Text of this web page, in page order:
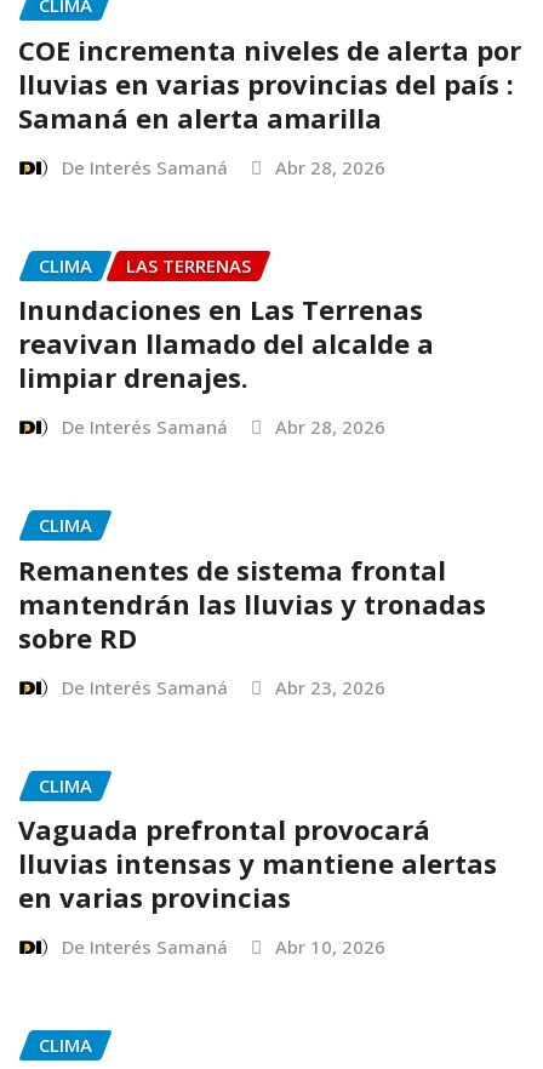
COE incrementa niveles de alerta por
lluvias en varias provincias del país :
Samaná en alerta amarilla
De Interés Samaná Abr 28, 2026
CLIMA LAS TERRENAS
Inundaciones en Las Terrenas
reavivan llamado del alcalde a
limpiar drenajes.
De Interés Samaná Abr 28, 2026
CLIMA
Remanentes de sistema frontal
mantendrán las lluvias y tronadas
sobre RD
De Interés Samaná Abr 23, 2026
CLIMA
Vaguada prefrontal provocará
lluvias intensas y mantiene alertas
en varias provincias
De Interés Samaná Abr 10, 2026
CLIMA